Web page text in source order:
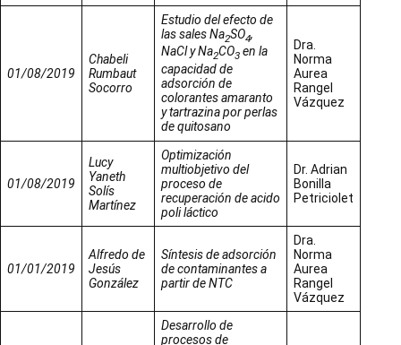
01/08/2019
Chabeli
Rumbaut
Socorro
Estudio del efecto de
las sales Na2SO4,
NaCl y Na2CO3 en la
capacidad de
adsorción de
colorantes amaranto
y tartrazina por perlas
de quitosano
Dra.
Norma
Aurea
Rangel
Vázquez
01/08/2019
Lucy
Yaneth
Solís
Martínez
Optimización
multiobjetivo del
proceso de
recuperación de acido
poli láctico
Dr. Adrian
Bonilla
Petriciolet
01/01/2019
Alfredo de
Jesús
González
Síntesis de adsorción
de contaminantes a
partir de NTC
Dra.
Norma
Aurea
Rangel
Vázquez
Desarrollo de
procesos de